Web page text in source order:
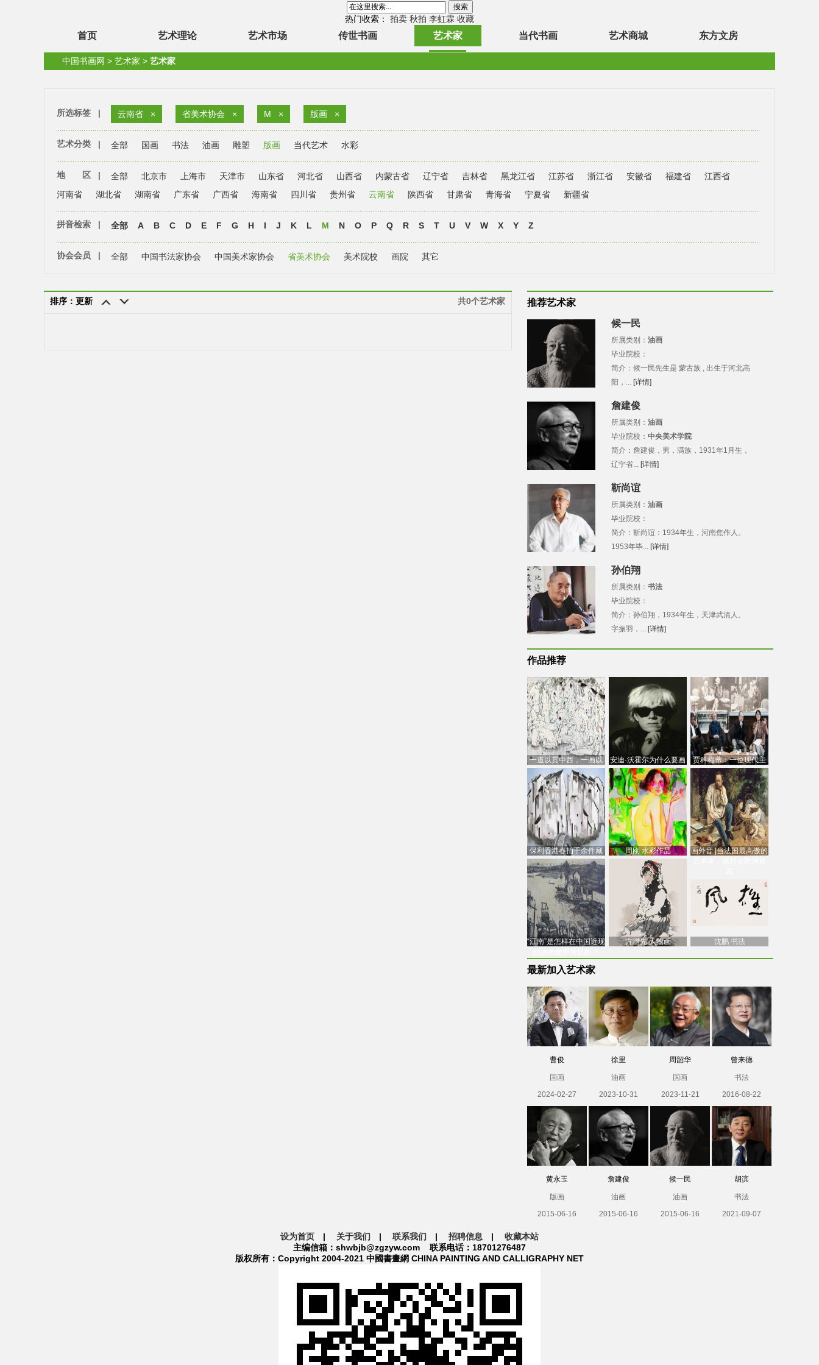
热门收索： 拍卖 秋拍 李虹霖 收藏
首页 艺术理论 艺术市场 传世书画 艺术家 当代书画 艺术商城 东方文房
中国书画网 > 艺术家 > 艺术家
所选标签 | 云南省 × 省美术协会 × M × 版画 ×
艺术分类 | 全部 国画 书法 油画 雕塑 版画 当代艺术 水彩
地 区 | 全部 北京市 上海市 天津市 山东省 河北省 山西省 内蒙古省 辽宁省 吉林省 黑龙江省 江苏省 浙江省 安徽省 福建省
江西省
河南省
湖北省 湖南省 广东省 广西省 海南省 四川省 贵州省 云南省 陕西省 甘肃省 青海省 宁夏省 新疆省
拼音检索 | 全部 A B C D E F G H I J K L M N O P Q R S T U V W X Y Z
协会会员 | 全部 中国书法家协会 中国美术家协会 省美术协会 美术院校 画院 其它
排序：更新 共0个艺术家 推荐艺术家
候一民
所属类别： 油画
毕业院校：
简介：候一民先生是 蒙古族 , 出生于河北高
阳，... [详情]
詹建俊
所属类别： 油画
毕业院校： 中央美术学院
简介：詹建俊，男，满族，1931年1月生，
辽宁省... [详情]
靳尚谊
所属类别： 油画
毕业院校：
简介：靳尚谊：1934年生，河南焦作人。
1953年毕... [详情]
孙伯翔
所属类别： 书法
毕业院校：
简介：孙伯翔，1934年生，天津武清人。
字振羽，... [详情]
作品推荐
一道以贯中西，一画以
通古今：吴冠中的绘画
创
安迪·沃霍尔为什么要画
芭比
贾科梅蒂：一位现代主
义的“当代”艺术家
保利香港春拍千余件藏
品估价逾7亿港元，吴冠
中
周刚 水彩作品
画外音 |当法国最高傲的
“江南”是怎样在中国近现
方增先 人物画 沈鹏 书法
最新加入艺术家
曹俊
国画
2024-02-27
徐里
油画
2023-10-31
周韶华
国画
2023-11-21
曾来德
书法
2016-08-22
黄永玉
版画
2015-06-16
詹建俊
油画
2015-06-16
候一民
油画
2015-06-16
胡滨
书法
2021-09-07
设为首页 | 关于我们 | 联系我们 | 招聘信息 | 收藏本站
主编信箱：shwbjb@zgzyw.com 联系电话：18701276487
版权所有：Copyright 2004-2021 中國書畫網 CHINA PAINTING AND CALLIGRAPHY NET